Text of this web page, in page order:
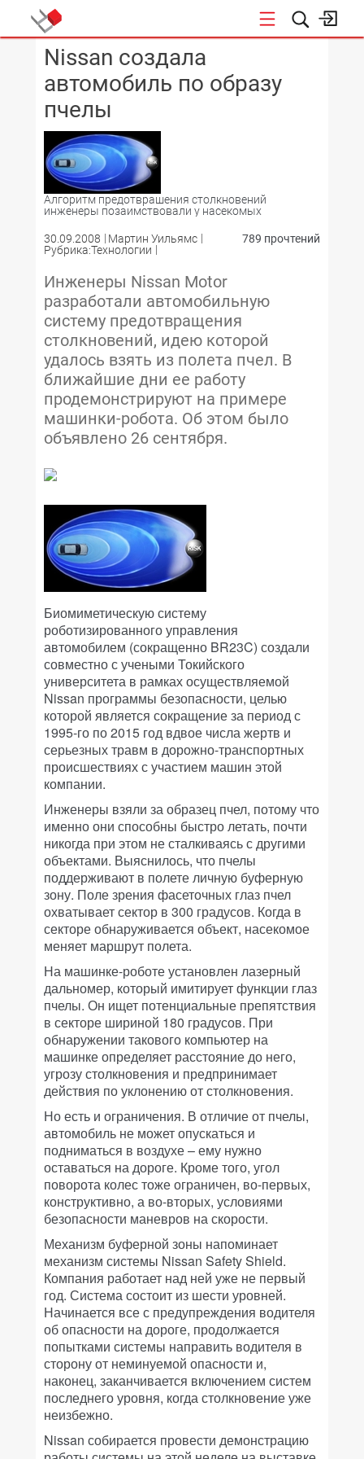
КОНФЕРЕНЦИИ
Nissan создала
автомобиль по образу
пчелы
Алгоритм предотврашения столкновений
инженеры позаимствовали у насекомых
30.09.2008
Мартин Уильямс
Рубрика:Технологии
789 прочтений
Инженеры Nissan Motor
разработали автомобильную
систему предотвращения
столкновений, идею которой
удалось взять из полета пчел. В
ближайшие дни ее работу
продемонстрируют на примере
машинки-робота. Об этом было
объявлено 26 сентября.
Биомиметическую систему
роботизированного управления
автомобилем (сокращенно BR23C) создали
совместно с учеными Токийского
университета в рамках осуществляемой
Nissan программы безопасности, целью
которой является сокращение за период с
1995-го по 2015 год вдвое числа жертв и
серьезных травм в дорожно-транспортных
происшествиях с участием машин этой
компании.
Инженеры взяли за образец пчел, потому что
именно они способны быстро летать, почти
никогда при этом не сталкиваясь с другими
объектами. Выяснилось, что пчелы
поддерживают в полете личную буферную
зону. Поле зрения фасеточных глаз пчел
охватывает сектор в 300 градусов. Когда в
секторе обнаруживается объект, насекомое
меняет маршрут полета.
На машинке-роботе установлен лазерный
дальномер, который имитирует функции глаз
пчелы. Он ищет потенциальные препятствия
в секторе шириной 180 градусов. При
обнаружении такового компьютер на
машинке определяет расстояние до него,
угрозу столкновения и предпринимает
действия по уклонению от столкновения.
Но есть и ограничения. В отличие от пчелы,
автомобиль не может опускаться и
подниматься в воздухе – ему нужно
оставаться на дороге. Кроме того, угол
поворота колес тоже ограничен, во-первых,
конструктивно, а во-вторых, условиями
безопасности маневров на скорости.
Механизм буферной зоны напоминает
механизм системы Nissan Safety Shield.
Компания работает над ней уже не первый
год. Система состоит из шести уровней.
Начинается все с предупреждения водителя
об опасности на дороге, продолжается
попытками системы направить водителя в
сторону от неминуемой опасности и,
наконец, заканчивается включением систем
последнего уровня, когда столкновение уже
неизбежно.
Nissan собирается провести демонстрацию